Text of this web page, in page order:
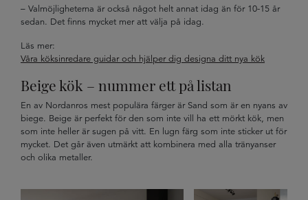
– Valmöjligheterna är också något helt annat idag än för 10-15 år
sedan. Det finns mycket mer att välja på idag.
Läs mer:
Våra köksinredare guidar och hjälper dig designa ditt nya kök
Beige kök – nummer ett på listan
En av Nordanros mest populära färger är Sand som är en nyans av
biege. Beige är perfekt för den som inte vill ha ett mörkt kök, men
som inte heller är sugen på vitt. En lugn färg som inte sticker ut för
mycket. Det går även utmärkt att kombinera med alla tränyanser
och olika metaller.